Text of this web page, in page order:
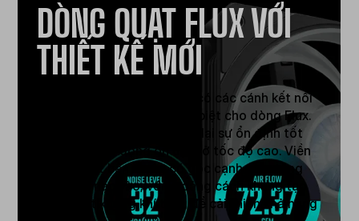
DÒNG QUẠT FLUX VỚI
THIẾT KẾ MỚI
Quạt Air Balance độc đáo, có các cánh kết nối
với nhau được thiết kế đặc biệt cho dòng Flux.
Cấu trúc tăng cường mang lại sự ổn định tốt
hơn cho hoạt động ổn định ở tốc độ cao. Viền
khung quạt bên trong có góc cạnh giúp tăng
lượng khí nạp vào, với khoảng cách khung tạo
ra áp suất không khí tăng để cải thiện khả năng